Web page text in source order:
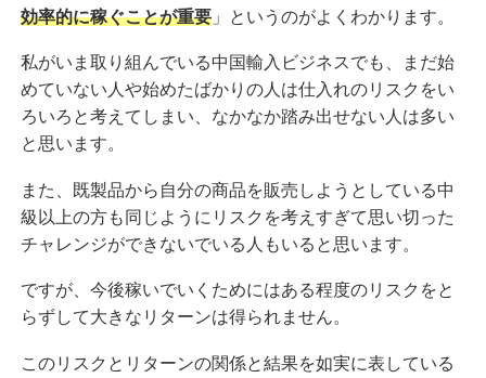
効率的に稼ぐことが重要 」というのがよくわかります。
私がいま取り組んでいる中国輸入ビジネスでも、まだ始
めていない人や始めたばかりの人は仕入れのリスクをい
ろいろと考えてしまい、なかなか踏み出せない人は多い
と思います。
また、既製品から自分の商品を販売しようとしている中
級以上の方も同じようにリスクを考えすぎて思い切った
チャレンジができないでいる人もいると思います。
ですが、今後稼いでいくためにはある程度のリスクをと
らずして大きなリターンは得られません。
このリスクとリターンの関係と結果を如実に表している